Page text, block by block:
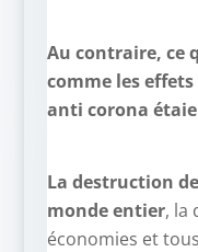
Au contraire, ce
comme les
anti corona
La destruction
monde entier, la
économies et